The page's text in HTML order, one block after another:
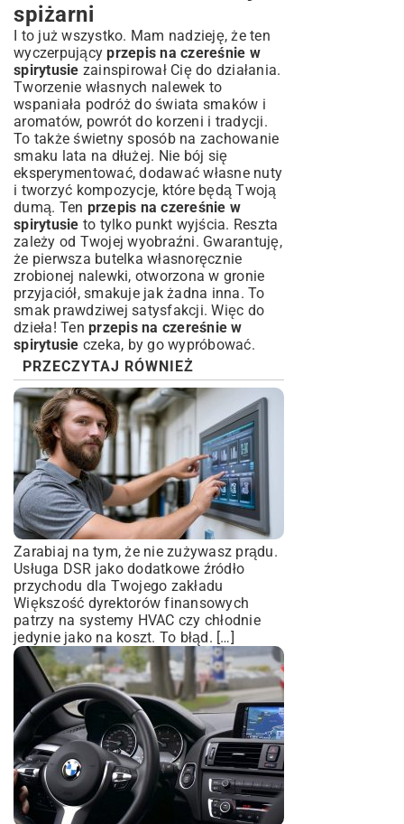
spiżarni
I to już wszystko. Mam nadzieję, że ten
wyczerpującyprzepis na czereśnie w
spirytusie zainspirował Cię do działania.
Tworzenie własnych nalewek to
wspaniała podróż do świata smaków i
aromatów, powrót do korzeni i tradycji.
To także świetny sposób na zachowanie
smaku lata na dłużej. Nie bój się
eksperymentować, dodawać własne nuty
i tworzyć kompozycje, które będą Twoją
dumą. Ten przepis na czereśnie w
spirytusie to tylko punkt wyjścia. Reszta
zależy od Twojej wyobraźni. Gwarantuję,
że pierwsza butelka własnoręcznie
zrobionej nalewki, otworzona w gronie
przyjaciół, smakuje jak żadna inna. To
smak prawdziwej satysfakcji. Więc do
dzieła! Ten przepis na czereśnie w
spirytusie czeka, by go wypróbować.
PRZECZYTAJ RÓWNIEŻ
Zarabiaj na tym, że nie zużywasz prądu.
Usługa DSR jako dodatkowe źródło
przychodu dla Twojego zakładu
Większość dyrektorów finansowych
patrzy na systemy HVAC czy chłodnie
jedynie jako na koszt. To błąd. […]